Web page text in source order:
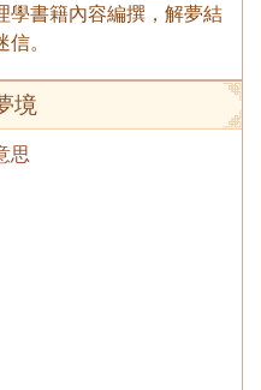
學書籍內容編撰，解夢結
。
境
思